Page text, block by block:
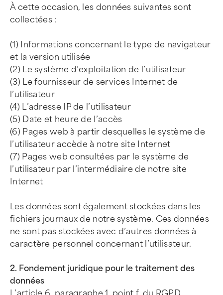
À cette occasion, les données suivantes sont
collectées :
(1) Informations concernant le type de navigateur
et la version utilisée
(2) Le système d’exploitation de l’utilisateur
(3) Le fournisseur de services Internet de
l’utilisateur
(4) L’adresse IP de l’utilisateur
(5) Date et heure de l’accès
(6) Pages web à partir desquelles le système de
l’utilisateur accède à notre site Internet
(7) Pages web consultées par le système de
l’utilisateur par l’intermédiaire de notre site
Internet
Les données sont également stockées dans les
fichiers journaux de notre système. Ces données
ne sont pas stockées avec d’autres données à
caractère personnel concernant l’utilisateur.
2. Fondement juridique pour le traitement des
données